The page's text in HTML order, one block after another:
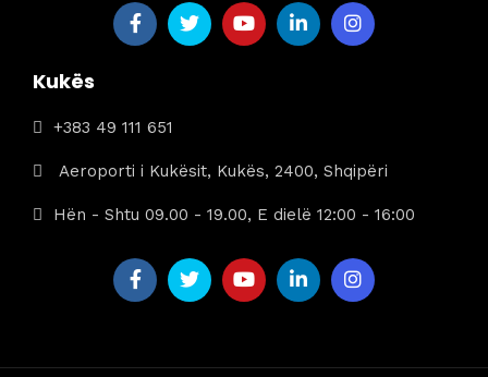
Kukës
+383 49 111 651
Aeroporti i Kukësit, Kukës, 2400, Shqipëri
Hën - Shtu 09.00 - 19.00, E dielë 12:00 - 16:00